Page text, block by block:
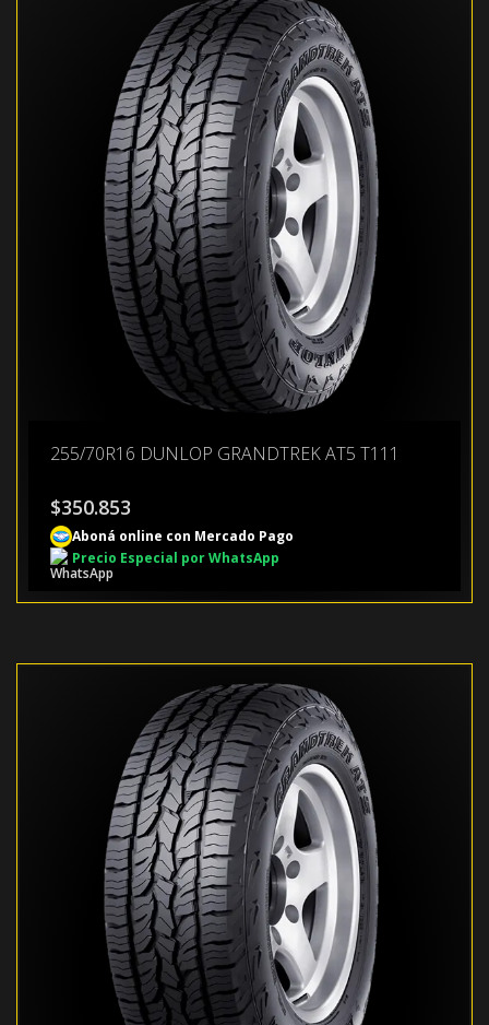
255/70R16 DUNLOP GRANDTREK AT5 T111
$350.853
Aboná online con Mercado Pago
Precio Especial por WhatsApp